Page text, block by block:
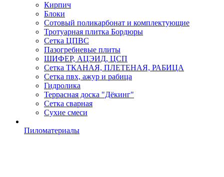
Кирпич
Блоки
Сотовый поликарбонат и комплектующие
Тротуарная плитка Бордюры
Сетка ЦПВС
Пазогребневые плиты
ШИФЕР, АЦЭИД, ЦСП
Сетка ТКАНАЯ, ПЛЕТЕНАЯ, РАБИЦА
Сетка пвх, ажур и рабица
Гидролика
Террасная доска "Дёкинг"
Сетка сварная
Сухие смеси
Пиломатериалы